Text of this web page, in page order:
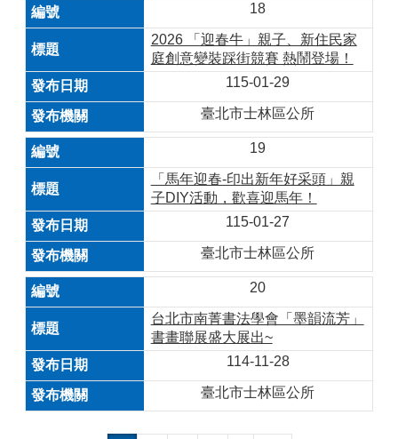
18
2026 「迎春牛」親子、新住民家
庭創意變裝踩街競賽 熱鬧登場！
115-01-29
臺北市士林區公所
19
「馬年迎春-印出新年好采頭」親
子DIY活動，歡喜迎馬年！
115-01-27
臺北市士林區公所
20
台北市南菁書法學會「墨韻流芳」
書畫聯展盛大展出~
114-11-28
臺北市士林區公所